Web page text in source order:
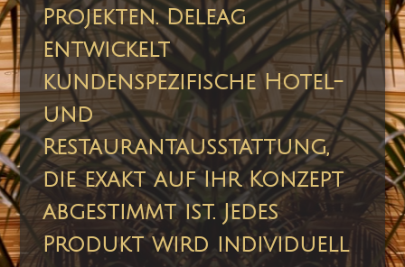
Projekten. Deleag
entwickelt
kundenspezifische Hotel-
und
Restaurantausstattung,
die exakt auf Ihr Konzept
abgestimmt ist. Jedes
Produkt wird individuell